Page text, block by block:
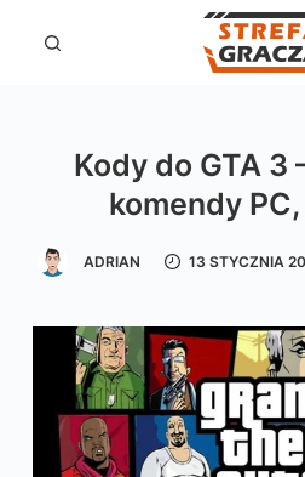
Kody do GTA 3
komendy PC,
ADRIAN 13 STYCZNIA